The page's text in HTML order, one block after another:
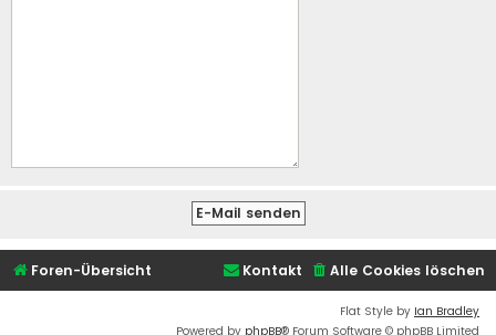
Foren-Übersicht Alle Cookies löschen
Kontakt
Flat Style by Ian Bradley
Powered by phpBB® Forum Software © phpBB Limited